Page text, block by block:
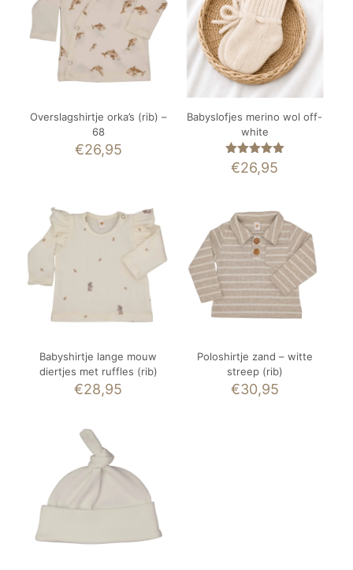
Overslagshirtje orka’s (rib) –
68
€26,95
Babyslofjes merino wol off-
white
Gewaardeerd
5.00
€26,95
Babyshirtje lange mouw
diertjes met ruffles (rib)
€28,95
Poloshirtje zand – witte
streep (rib)
€30,95